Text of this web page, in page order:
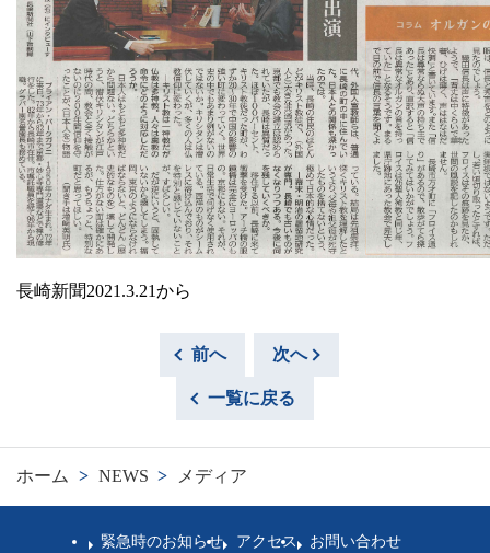
長崎新聞2021.3.21から
前へ 次へ
一覧に戻る
ホーム > NEWS > メディア
緊急時のお知らせ アクセス お問い合わせ